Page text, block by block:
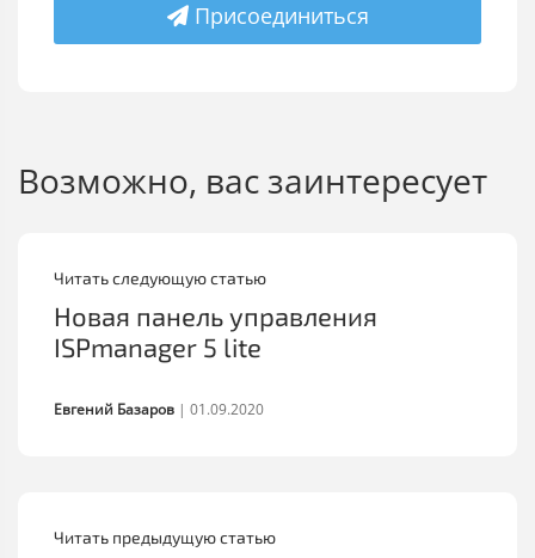
Присоединиться
Возможно, вас заинтересует
Читать предыдущую статью
Читать следующую статью
Новая панель управления
ISPmanager 5 lite
Евгений Базаров | 01.09.2020